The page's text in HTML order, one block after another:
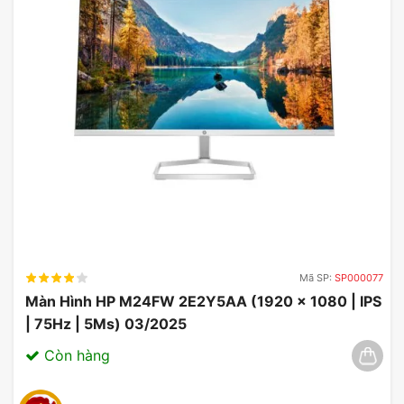
Thiết kế đơn giản, dễ dàng sử dụng
Giá thành phải chăng, phù hợp với người
tiêu dùng thông thường
Nhược điểm màn hình
ViewSonic VA1903A
Mã SP: SP000077
Màn Hình HP M24FW 2E2Y5AA (1920 x 1080 | IPS
| 75Hz | 5Ms) 03/2025
Còn hàng